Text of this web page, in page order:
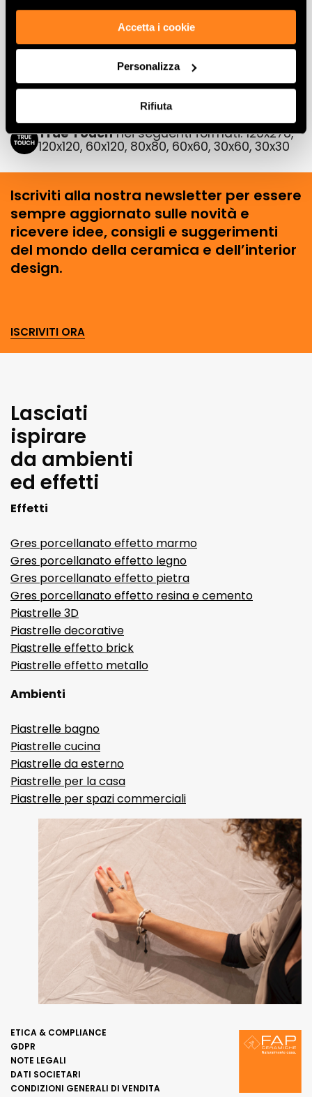
Accetta i cookie
Personalizza
Rifiuta
30x30 30x30
True Touchnei seguenti formati: 120x278,
120x120, 60x120, 80x80, 60x60, 30x60, 30x30
Iscriviti alla nostra newsletter per essere
sempre aggiornato sulle novità e
ricevere idee, consigli e suggerimenti
del mondo della ceramica e dell’interior
design.
ISCRIVITI ORA
Lasciati
ispirare
da ambienti
ed effetti
Effetti
Gres porcellanato effetto marmo
Gres porcellanato effetto legno
Gres porcellanato effetto pietra
Gres porcellanato effetto resina e cemento
Piastrelle 3D
Piastrelle decorative
Piastrelle effetto brick
Piastrelle effetto metallo
Ambienti
Piastrelle bagno
Piastrelle cucina
Piastrelle da esterno
Piastrelle per la casa
Piastrelle per spazi commerciali
ETICA & COMPLIANCE
GDPR
NOTE LEGALI
DATI SOCIETARI
CONDIZIONI GENERALI DI VENDITA